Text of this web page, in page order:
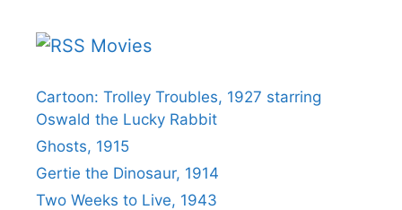
Movies
Cartoon: Trolley Troubles, 1927 starring
Oswald the Lucky Rabbit
Ghosts, 1915
Gertie the Dinosaur, 1914
Two Weeks to Live, 1943